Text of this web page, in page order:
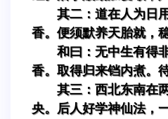
其二：道在人为日
香。便须默养天胎就，
和曰：无中生有得
香。取得归来铛内煮。
其三：西北东南在
央。后人好学神仙法，